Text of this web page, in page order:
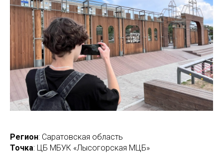
Регион: Саратовская область
Точка: ЦБ МБУК «Лысогорская МЦБ»